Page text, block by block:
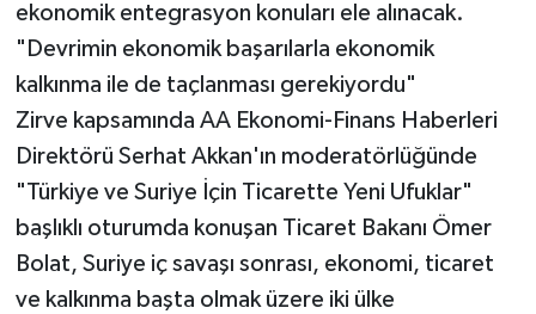
ekonomik entegrasyon konuları ele alınacak.
"Devrimin ekonomik başarılarla ekonomik
kalkınma ile de taçlanması gerekiyordu"
Zirve kapsamında AA Ekonomi-Finans Haberleri
Direktörü Serhat Akkan'ın moderatörlüğünde
"Türkiye ve Suriye İçin Ticarette Yeni Ufuklar"
başlıklı oturumda konuşan Ticaret Bakanı Ömer
Bolat, Suriye iç savaşı sonrası, ekonomi, ticaret
ve kalkınma başta olmak üzere iki ülke